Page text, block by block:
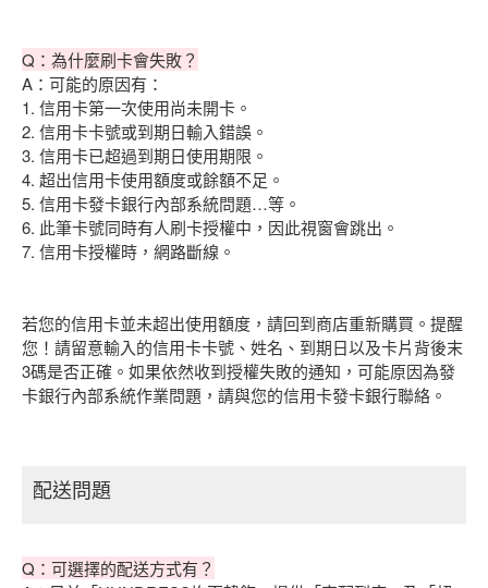
Q：為什麼刷卡會失敗？
A：可能的原因有：
1. 信用卡第一次使用尚未開卡。
2. 信用卡卡號或到期日輸入錯誤。
3. 信用卡已超過到期日使用期限。
4. 超出信用卡使用額度或餘額不足。
5. 信用卡發卡銀行內部系統問題…等。
6. 此筆卡號同時有人刷卡授權中，因此視窗會跳出。
7. 信用卡授權時，網路斷線。
若您的信用卡並未超出使用額度，請回到商店重新購買。提醒
您！請留意輸入的信用卡卡號、姓名、到期日以及卡片背後末
3碼是否正確。如果依然收到授權失敗的通知，可能原因為發
卡銀行內部系統作業問題，請與您的信用卡發卡銀行聯絡。
配送問題
Q：可選擇的配送方式有？